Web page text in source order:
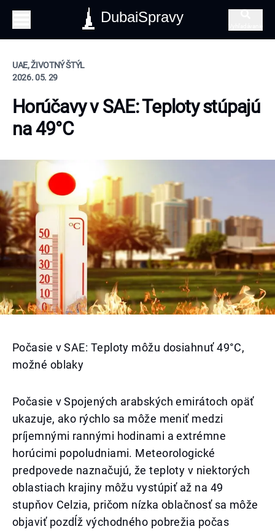
DubaiSpravy
UAE, ŽIVOTNÝ ŠTÝL
2026. 05. 29
Horúčavy v SAE: Teploty stúpajú
na 49°C
Počasie v SAE: Teploty môžu dosiahnuť 49°C,
možné oblaky
Počasie v Spojených arabských emirátoch opäť
ukazuje, ako rýchlo sa môže meniť medzi
príjemnými rannými hodinami a extrémne
horúcimi popoludniami. Meteorologické
predpovede naznačujú, že teploty v niektorých
oblastiach krajiny môžu vystúpiť až na 49
stupňov Celzia, pričom nízka oblačnosť sa môže
objaviť pozdĺž východného pobrežia počas